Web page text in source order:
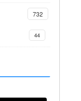
732
44